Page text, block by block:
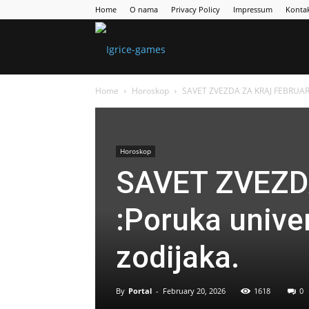
Home O nama Privacy Policy Impressum
Home Horoskop SAVET ZVEZDA ZA KRAJ
Horoskop
SAVET
:Poruka
zodijaka.
By Portal - February 20, 2026 1618 0